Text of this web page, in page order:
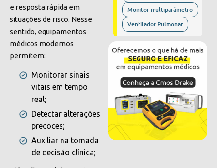
e resposta rápida em
situações de risco. Nesse
sentido, equipamentos
médicos modernos
permitem:
Monitorar sinais
vitais em tempo
real;
Detectar alterações
precoces;
Auxiliar na tomada
de decisão clínica;
Monitor multiparâmetro
Ventilador Pulmonar